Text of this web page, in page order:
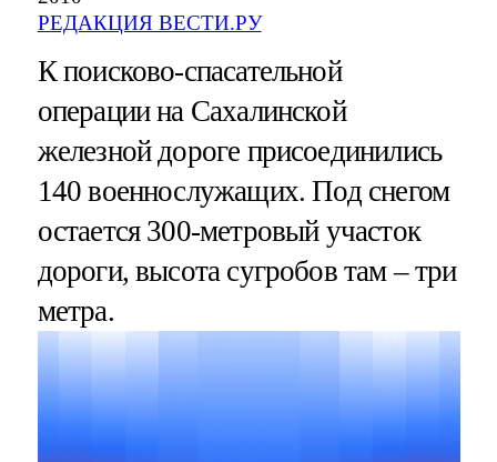
РЕДАКЦИЯ ВЕСТИ.РУ
К поисково-спасательной
операции на Сахалинской
железной дороге присоединились
140 военнослужащих. Под снегом
остается 300-метровый участок
дороги, высота сугробов там – три
метра.